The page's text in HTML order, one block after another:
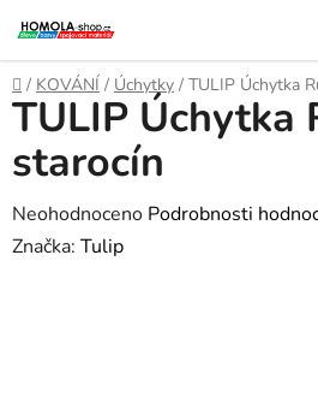
na
obsah
Domů
/ KOVÁNÍ / Úchytky / TULIP Úchytka
TULIP Úchytka
starocín
Průměrné
hodnocení
Neohodnoceno Podrobnosti
Značka: Tulip